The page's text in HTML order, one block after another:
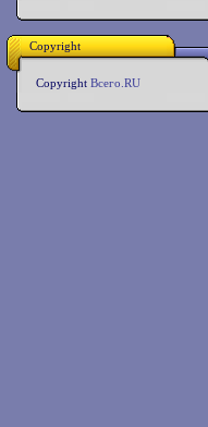
Copyright
Copyright Всего.RU